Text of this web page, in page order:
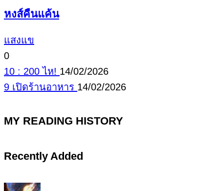
หงส์คืนแค้น
แสงแข
0
10 : 200 ไห! 14/02/2026
9 เปิดร้านอาหาร 14/02/2026
MY READING HISTORY
Recently Added